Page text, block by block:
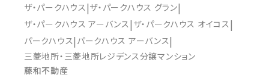
ザ・パークハウス ザ・パークハウス グラン
ザ・パークハウス アーバンス ザ・パークハウス オイコス
パークハウス パークハウス アーバンス
三菱地所・三菱地所レジデンス分譲マンション
藤和不動産